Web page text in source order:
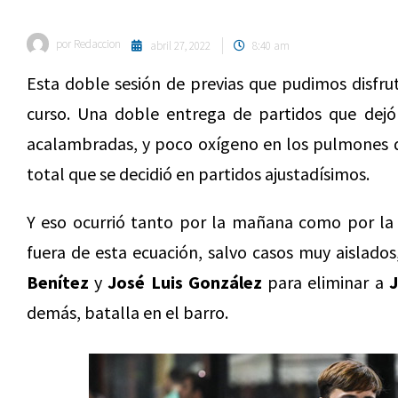
por Redaccion abril 27, 2022 8:40 am
Esta doble sesión de previas que pudimos
curso. Una doble entrega de partidos que
acalambradas, y poco oxígeno en los
total que se decidió en partidos ajustadísimos.
Y eso ocurrió tanto por la mañana como por
fuera de esta ecuación, salvo casos muy
Benítez yJosé Luis González para eliminar a
demás, batalla en el barro.